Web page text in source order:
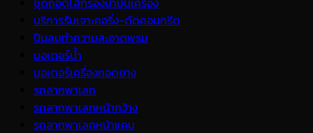
บริการรับเจาะคอริ่ง-ตัดคอนกรีต
ปืนลมทำความสะอาดพรม
มอเตอร์น้ำ
มอเตอร์เครื่องถอดยาง
รถลากพาเลท
รถลากพาเลทหน้ากว้าง
รถลากพาเลทหน้าแคบ